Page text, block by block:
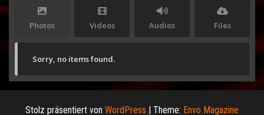
Photos Videos Audios Files
Sorry, no items found.
Stolz präsentiert von WordPress | Theme: Envo Magazine